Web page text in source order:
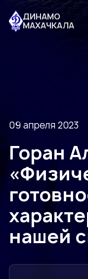
ДИНАМО
МАХАЧКАЛА
09 апреля 2023
Горан
нашей